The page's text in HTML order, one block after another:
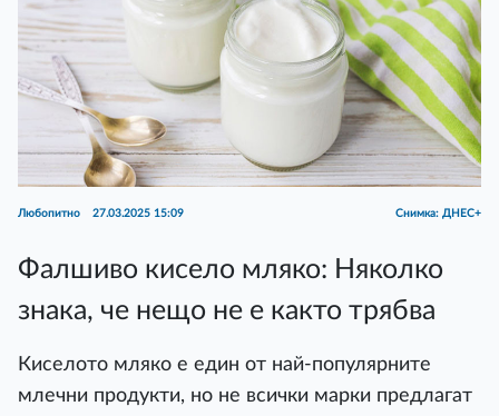
Любопитно 27.03.2025 15:09 Снимка: ДНЕС+
Фалшиво кисело мляко: Няколко
знака, че нещо не е както трябва
Киселото мляко е един от най-популярните
млечни продукти, но не всички марки предлагат